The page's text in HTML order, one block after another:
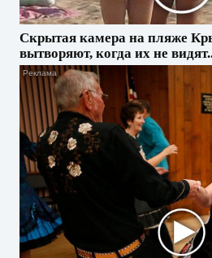
Скрытая камера на пляже
вытворяют, когда их не